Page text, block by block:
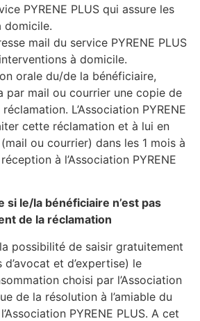
PYRENE PLUS qui assure les
domicile.
mail du service PYRENE PLUS
à domicile.
orale du/de la bénéficiaire,
par mail ou courrier une copie de
L’Association PYRENE
cette réclamation et à lui en
ou courrier) dans les 1 mois à
à l’Association PYRENE
si le/la bénéficiaire n’est pas
de la réclamation
possibilité de saisir gratuitement
et d’expertise) le
choisi par l’Association
de la résolution à l’amiable du
PYRENE PLUS. A cet